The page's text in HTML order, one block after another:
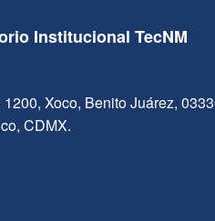
Institucional TecNM
Xoco, Benito Juárez,
CDMX.